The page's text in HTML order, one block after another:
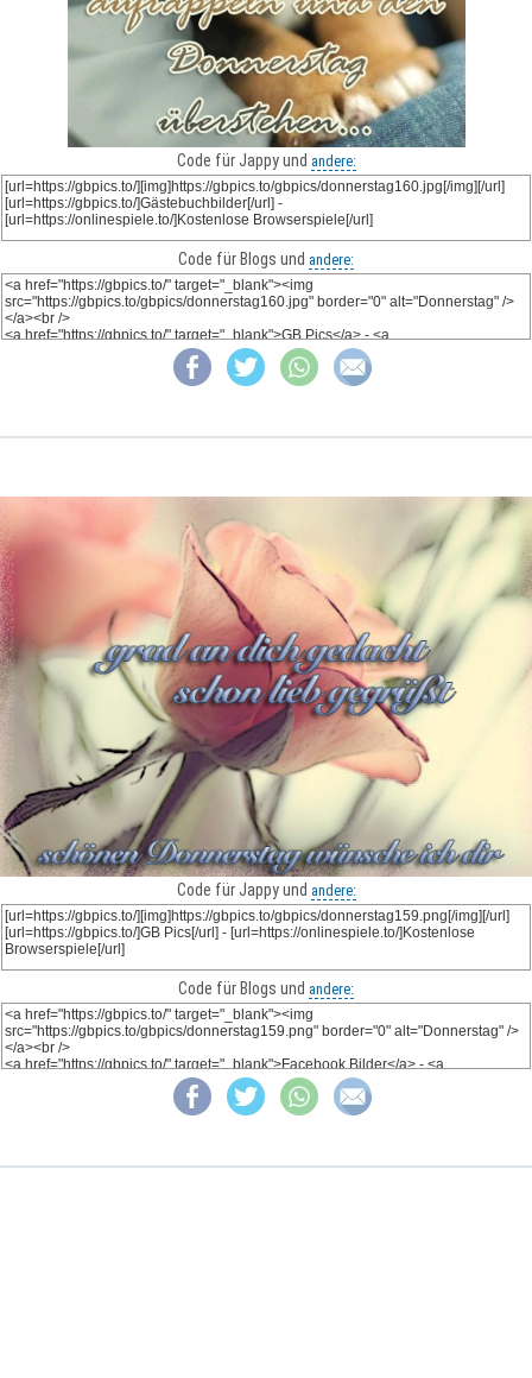
Code für Jappy und andere:
Code für Blogs und andere:
Code für Jappy und andere:
Code für Blogs und andere: